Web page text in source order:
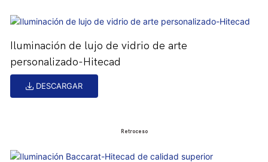
Iluminación de lujo de vidrio de arte
personalizado-Hitecad
DESCARGAR
Retroceso